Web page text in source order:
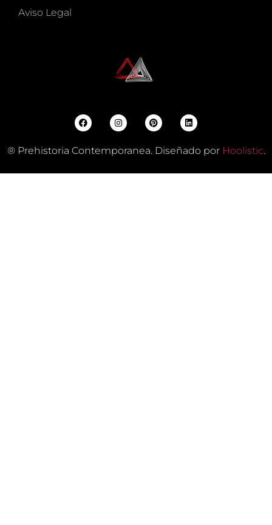
Aviso Legal
® Prehistoria Contemporanea. Diseñado por Hoolistic.